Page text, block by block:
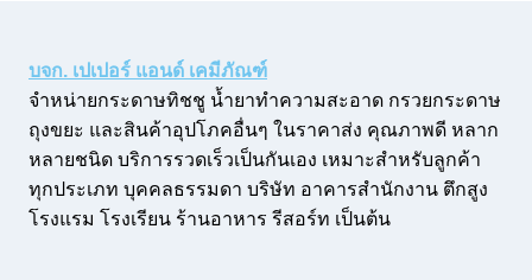
บจก. เปเปอร์ แอนด์ เคมีภัณฑ์
จำหน่ายกระดาษทิชชู น้ำยาทำความสะอาด กรวยกระดาษ
ถุงขยะ และสินค้าอุปโภคอื่นๆ ในราคาส่ง คุณภาพดี หลาก
หลายชนิด บริการรวดเร็วเป็นกันเอง เหมาะสำหรับลูกค้า
ทุกประเภท บุคคลธรรมดา บริษัท อาคารสำนักงาน ตึกสูง
โรงแรม โรงเรียน ร้านอาหาร รีสอร์ท เป็นต้น